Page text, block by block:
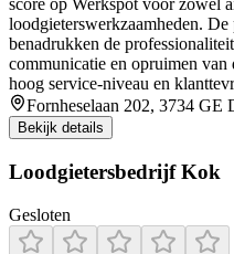
score op Werkspot voor zowel
loodgieterswerkzaamheden.
benadrukken de
communicatie en opruimen
hoog service‑niveau en
Fornheselaan 202, 3734 GE
Bekijk details
Loodgietersbedrijf Kok
Gesloten